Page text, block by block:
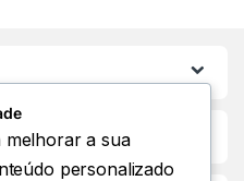
melhorar a sua
personalizado